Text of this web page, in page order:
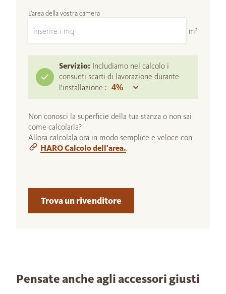
L'area della vostra camera
m²
Servizio: Includiamo nel calcolo i
consueti scarti di lavorazione durante
l'installazione :
Non conosci la superficie della tua stanza o non sai
come calcolarla?
Allora calcolala ora in modo semplice e veloce con
HARO Calcolo dell'area..
Trova un rivenditore
Pensate anche agli accessori giusti